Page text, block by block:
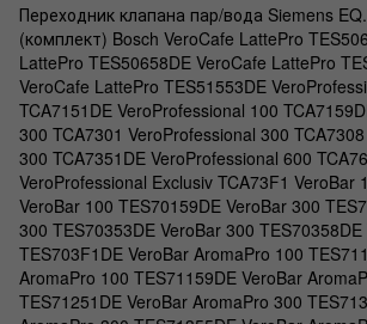
Переходник клапана пар/вода Siemens
(комплект) Bosch VeroCafe LattePro
LattePro TES50658DE VeroCafe LattePro
VeroCafe LattePro TES51553DE
TCA7151DE VeroProfessional 100
300 TCA7301 VeroProfessional 300
300 TCA7351DE VeroProfessional 600
VeroProfessional Exclusiv TCA73F1 VeroBar
VeroBar 100 TES70159DE VeroBar 300
300 TES70353DE VeroBar 300
TES703F1DE VeroBar AromaPro 100
AromaPro 100 TES71159DE VeroBar
TES71251DE VeroBar AromaPro 300